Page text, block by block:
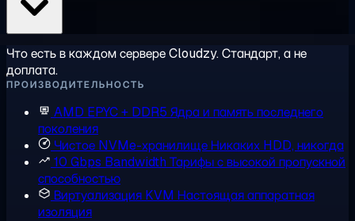
Что есть в каждом сервере Cloudzy. Стандарт, а не
доплата.
ПРОИЗВОДИТЕЛЬНОСТЬ
AMD EPYC + DDR5 Ядра и память последнего
поколения
Чистое NVMe-хранилищеНикаких HDD, никогда
10 Gbps Bandwidth Тарифы с высокой пропускной
способностью
Виртуализация KVM Настоящая аппаратная
изоляция